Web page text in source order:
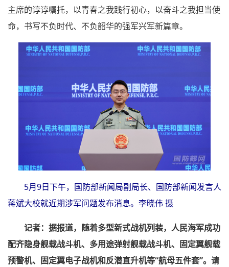
主席的谆谆嘱托，以青春之我践行初心，以奋斗之我担当使
命，书写不负时代、不负韶华的强军兴军新篇章。
5月9日下午，国防部新闻局副局长、国防部新闻发言人
蒋斌大校就近期涉军问题发布消息。李晓伟 摄
记者：据报道，随着多型新式战机列装，人民海军成功
配齐隐身舰载战斗机、多用途弹射舰载战斗机、固定翼舰载
预警机、固定翼电子战机和反潜直升机等“航母五件套”。请